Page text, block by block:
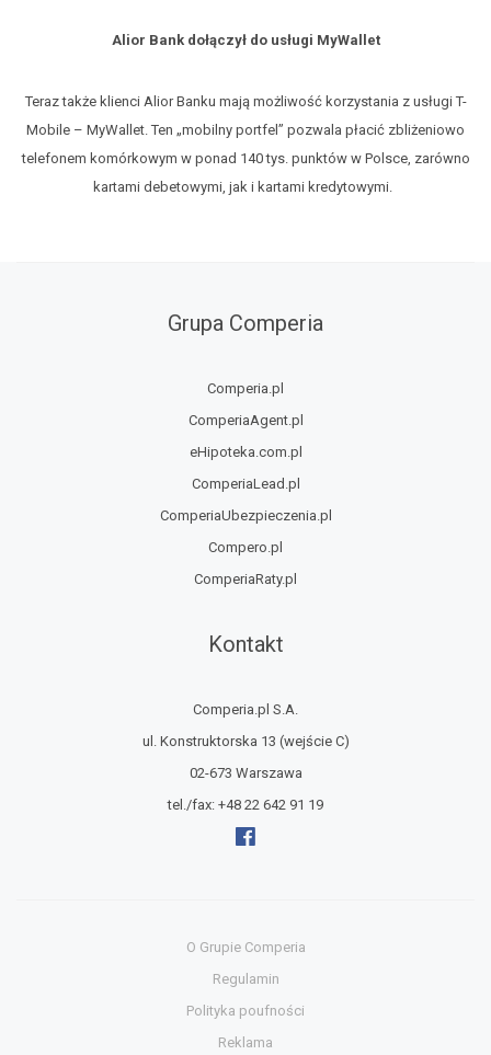
Alior Bank dołączył do usługi MyWallet
Teraz także klienci Alior Banku mają możliwość korzystania z usługi T-
Mobile – MyWallet. Ten „mobilny portfel” pozwala płacić zbliżeniowo
telefonem komórkowym w ponad 140 tys. punktów w Polsce, zarówno
kartami debetowymi, jak i kartami kredytowymi.
Grupa Comperia
Comperia.pl
ComperiaAgent.pl
eHipoteka.com.pl
ComperiaLead.pl
ComperiaUbezpieczenia.pl
Compero.pl
ComperiaRaty.pl
Kontakt
Comperia.pl S.A.
ul. Konstruktorska 13 (wejście C)
02-673 Warszawa
tel./fax: +48 22 642 91 19
O Grupie Comperia
Regulamin
Polityka poufności
Reklama